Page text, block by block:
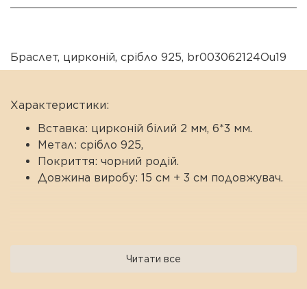
Браслет, цирконій, срібло 925, br003062124Ou19
Характеристики:
Вставка: цирконій білий 2 мм, 6*3 мм.
Метал: срібло 925,
Покриття: чорний родій.
Довжина виробу: 15 см + 3 см подовжувач.
Читати все